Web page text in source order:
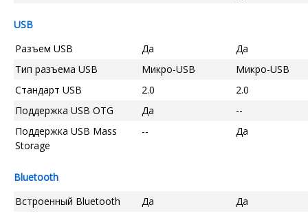
USB
Разъем USB
Да
Да
Тип разъема USB
Микро-USB
Микро-USB
Стандарт USB
2.0
2.0
Поддержка USB OTG
Да
--
Поддержка USB Mass
Storage
-- Да
Bluetooth
Встроенный Bluetooth
Да
Да